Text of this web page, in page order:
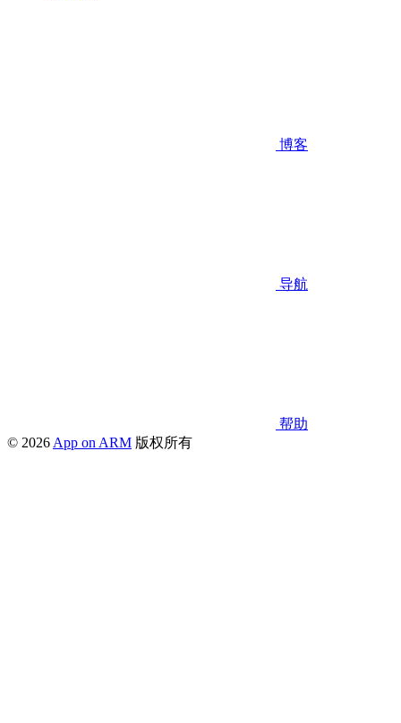
博客
导航
帮助
© 2026 App on ARM 版权所有